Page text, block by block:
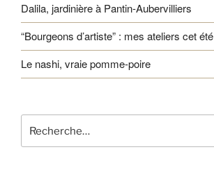
Dalila, jardinière à Pantin-Aubervilliers
“Bourgeons d’artiste” : mes ateliers cet été
Le nashi, vraie pomme-poire
Recherche
pour